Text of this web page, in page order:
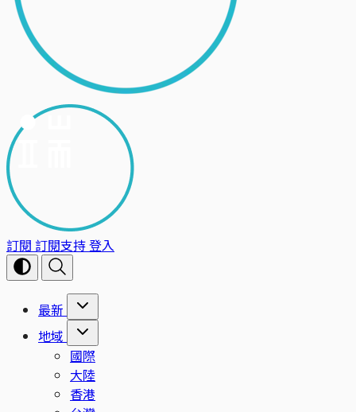
訂閱 訂閱支持登入
最新
地域
國際
大陸
香港